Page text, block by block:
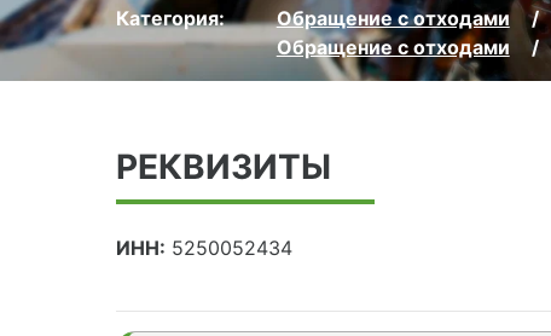
Категория: Обращение с отходами
Обращение с отходами
РЕКВИЗИТЫ
ИНН: 5250052434